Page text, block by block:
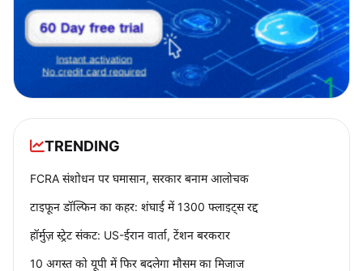
TRENDING
FCRA संशोधन पर घमासान, सरकार बनाम आलोचक
टाइफून डॉल्फिन का कहर: शंघाई में 1300 फ्लाइट्स रद्द
हॉर्मुज़ स्ट्रेट संकट: US-ईरान वार्ता, टेंशन बरकरार
10 अगस्त को यूपी में फिर बदलेगा मौसम का मिजाज